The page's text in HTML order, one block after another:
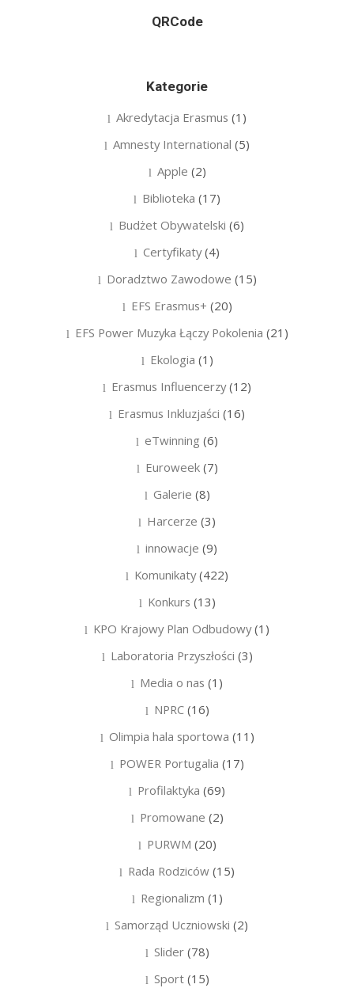
QRCode
Kategorie
Akredytacja Erasmus (1)
Amnesty International (5)
Apple (2)
Biblioteka (17)
Budżet Obywatelski (6)
Certyfikaty(4)
Doradztwo Zawodowe (15)
EFS Erasmus+ (20)
EFS Power Muzyka Łączy Pokolenia (21)
Ekologia (1)
Erasmus Influencerzy(12)
Erasmus Inkluzjaści (16)
eTwinning (6)
Euroweek(7)
Galerie (8)
Harcerze (3)
innowacje (9)
Komunikaty(422)
Konkurs (13)
KPO Krajowy Plan Odbudowy(1)
Laboratoria Przyszłości (3)
Media o nas (1)
NPRC(16)
Olimpia hala sportowa (11)
POWER Portugalia (17)
Profilaktyka (69)
Promowane (2)
PURWM (20)
Rada Rodziców (15)
Regionalizm (1)
Samorząd Uczniowski (2)
Slider(78)
Sport(15)